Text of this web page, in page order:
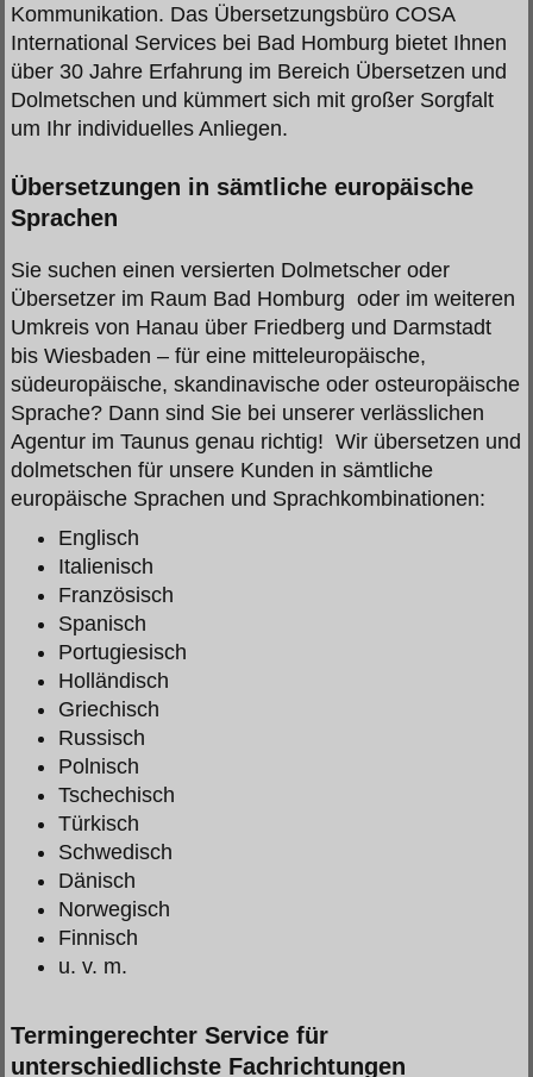
Kommunikation. Das Übersetzungsbüro COSA
International Services bei Bad Homburg bietet Ihnen
über 30 Jahre Erfahrung im Bereich Übersetzen und
Dolmetschen und kümmert sich mit großer Sorgfalt
um Ihr individuelles Anliegen.
Übersetzungen in sämtliche europäische
Sprachen
Sie suchen einen versierten Dolmetscher oder
Übersetzer im Raum Bad Homburg oder im weiteren
Umkreis von Hanau über Friedberg und Darmstadt
bis Wiesbaden – für eine mitteleuropäische,
südeuropäische, skandinavische oder osteuropäische
Sprache? Dann sind Sie bei unserer verlässlichen
Agentur im Taunus genau richtig! Wir übersetzen und
dolmetschen für unsere Kunden in sämtliche
europäische Sprachen und Sprachkombinationen:
Englisch
Italienisch
Französisch
Spanisch
Portugiesisch
Holländisch
Griechisch
Russisch
Polnisch
Tschechisch
Türkisch
Schwedisch
Dänisch
Norwegisch
Finnisch
u. v. m.
Termingerechter Service für
unterschiedlichste Fachrichtungen